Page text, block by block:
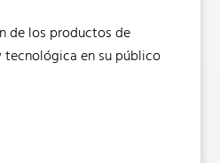
de los productos de
en su público